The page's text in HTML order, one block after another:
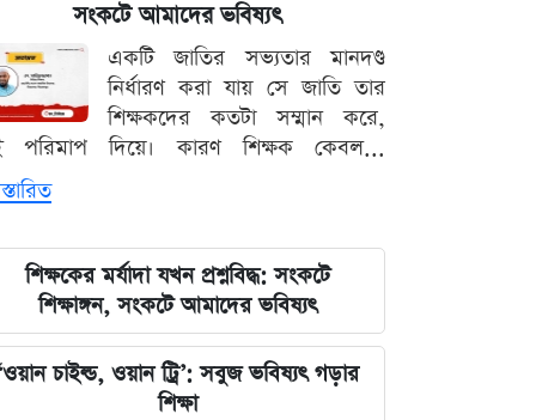
লঙ্কা প্রিমিয়ার লিগে ভারতীয় কিংবদন্তির
আগমন, মালিকানায় বড় চমক
জুলাই কার-এ নিয়ে বিভাজন করলে অর্জন
হারিয়ে যাবে: স্বরাষ্ট্রমন্ত্রী
বৃষ্টি নিয়ে সতর্কবার্তা
'মানুষ ভোট দিয়ে এমপি বানিয়েছে,
বিএনপিকে সত্য মেনে নিতে হবে': রুমিন
ফারহানা
সংকটে আমাদের ভবিষ্যৎ
একটি জাতির সভ্যতার মানদণ্ড
নির্ধারণ করা যায় সে জাতি তার
শিক্ষকদের কতটা সম্মান করে,
পরিমাপ দিয়ে। কারণ শিক্ষক কেবল...
শিক্ষকের মর্যাদা যখন প্রশ্নবিদ্ধ: সংকটে
শিক্ষাঙ্গন, সংকটে আমাদের ভবিষ্যৎ
চাইল্ড, ওয়ান ট্রি’: সবুজ ভবিষ্যৎ গড়ার
শিক্ষা